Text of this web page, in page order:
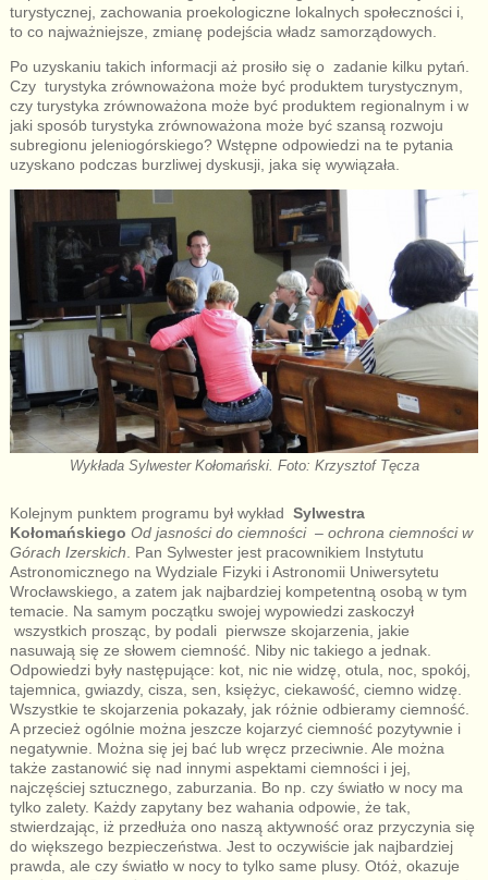
turystycznej, zachowania proekologiczne lokalnych społeczności i,
to co najważniejsze, zmianę podejścia władz samorządowych.
Po uzyskaniu takich informacji aż prosiło się o zadanie kilku pytań.
Czy turystyka zrównoważona może być produktem turystycznym,
czy turystyka zrównoważona może być produktem regionalnym i w
jaki sposób turystyka zrównoważona może być szansą rozwoju
subregionu jeleniogórskiego? Wstępne odpowiedzi na te pytania
uzyskano podczas burzliwej dyskusji, jaka się wywiązała.
Wykłada Sylwester Kołomański. Foto: Krzysztof Tęcza
Kolejnym punktem programu był wykład Sylwestra
Kołomańskiego Od jasności do ciemności – ochrona ciemności w
Górach Izerskich. Pan Sylwester jest pracownikiem Instytutu
Astronomicznego na Wydziale Fizyki i Astronomii Uniwersytetu
Wrocławskiego, a zatem jak najbardziej kompetentną osobą w tym
temacie. Na samym początku swojej wypowiedzi zaskoczył
wszystkich prosząc, by podali pierwsze skojarzenia, jakie
nasuwają się ze słowem ciemność. Niby nic takiego a jednak.
Odpowiedzi były następujące: kot, nic nie widzę, otula, noc, spokój,
tajemnica, gwiazdy, cisza, sen, księżyc, ciekawość, ciemno widzę.
Wszystkie te skojarzenia pokazały, jak różnie odbieramy ciemność.
A przecież ogólnie można jeszcze kojarzyć ciemność pozytywnie i
negatywnie. Można się jej bać lub wręcz przeciwnie. Ale można
także zastanowić się nad innymi aspektami ciemności i jej,
najczęściej sztucznego, zaburzania. Bo np. czy światło w nocy ma
tylko zalety. Każdy zapytany bez wahania odpowie, że tak,
stwierdzając, iż przedłuża ono naszą aktywność oraz przyczynia się
do większego bezpieczeństwa. Jest to oczywiście jak najbardziej
prawda, ale czy światło w nocy to tylko same plusy. Otóż, okazuje